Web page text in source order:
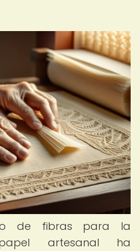
de fibras para la
artesanal ha